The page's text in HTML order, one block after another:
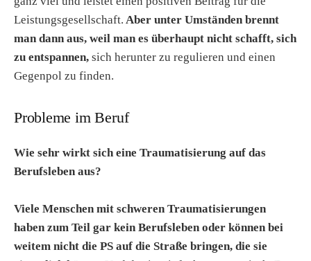
Leistungsgesellschaft. Aber unter Umständen brennt
man dann aus, weil man es überhaupt nicht schafft, sich
zu entspannen, sich herunter zu regulieren und einen
Gegenpol zu finden.
Probleme im Beruf
Wie sehr wirkt sich eine Traumatisierung auf das
Berufsleben aus?
Viele Menschen mit schweren Traumatisierungen
haben zum Teil gar kein Berufsleben oder können bei
weitem nicht die PS auf die Straße bringen, die sie